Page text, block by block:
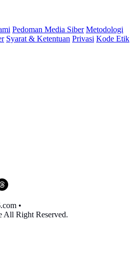
Pedoman Media Siber Metodologi
Syarat & Ketentuan Privasi Kode Etik
•
All Right Reserved.